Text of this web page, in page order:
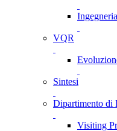
VQR
Sintesi
Dipartimento di
Visiting